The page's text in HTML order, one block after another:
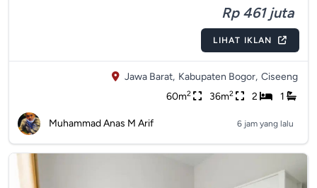
Rp 461 juta
LIHAT IKLAN
Jawa Barat, Kabupaten Bogor, Ciseeng
60m2 36m2 2 1
Muhammad Anas M Arif 6 jam yang lalu